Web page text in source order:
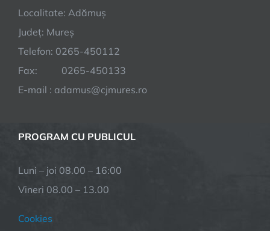
Localitate: Adămuș
Județ: Mureș
Telefon: 0265-450112
Fax: 0265-450133
E-mail : adamus@cjmures.ro
PROGRAM CU PUBLICUL
Luni – joi 08.00 – 16:00
Vineri 08.00 – 13.00
Cookies